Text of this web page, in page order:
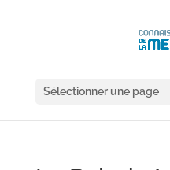
Sélectionner une page